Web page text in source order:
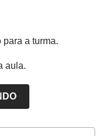
a turma.
aula.